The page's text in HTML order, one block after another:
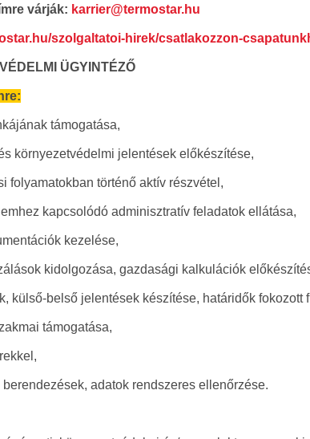
várják: karrier@termostar.hu
szolgaltatoi-hirek/csatlakozzon-
ÜGYINTÉZŐ
támogatása,
környezetvédelmi jelentések előkészítése,
folyamatokban történő aktív részvétel,
kapcsolódó adminisztratív feladatok ellátása,
kezelése,
kidolgozása, gazdasági kalkulációk
külső-belső jelentések készítése, határidők fokozott
támogatása,
adatok rendszeres ellenőrzése.